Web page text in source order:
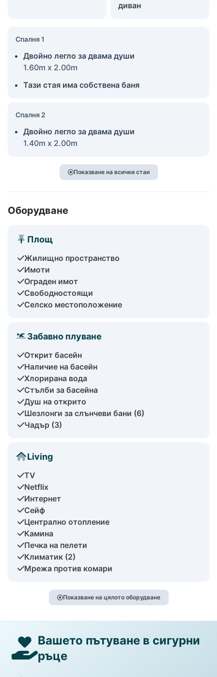
диван
Спалня 1
Двойно легло за двама души
1.60m x 2.00m
Тази стая има собствена баня
Спалня 2
Двойно легло за двама души
1.40m x 2.00m
Показване на всички стаи
Оборудване
Площ
Жилищно пространство
Имоти
Ограден имот
Свободностоящи
Селско местоположение
Забавно плуване
Открит басейн
Наличие на басейн
Хлорирана вода
Стълби за басейна
Душ на открито
Шезлонги за слънчеви бани (6)
Чадър (3)
Living
TV
Netflix
Интернет
Сейф
Централно отопление
Камина
Печка на пелети
Климатик (2)
Мрежа против комари
Показване на цялото оборудване
Вашето пътуване в сигурни
ръце